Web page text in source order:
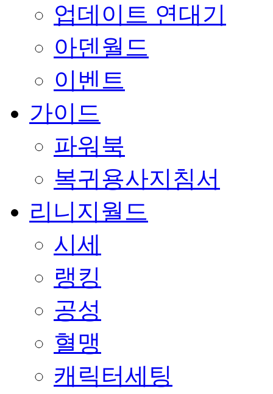
업데이트 연대기
아덴월드
이벤트
가이드
파워북
복귀용사지침서
리니지월드
시세
랭킹
공성
혈맹
캐릭터세팅